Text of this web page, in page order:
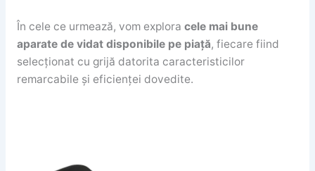
În cele ce urmează, vom explora cele mai bune
aparate de vidat disponibile pe piață, fiecare fiind
selecționat cu grijă datorita caracteristicilor
remarcabile și eficienței dovedite.